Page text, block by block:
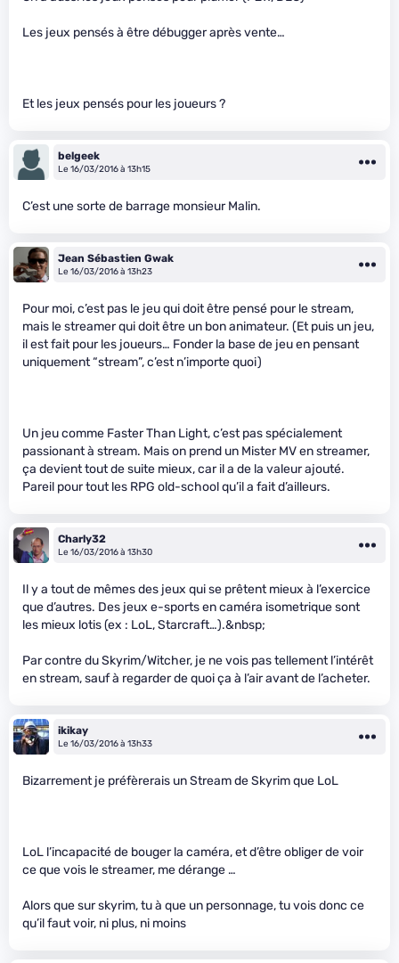
Les jeux pensés à être débugger après vente…
Et les jeux pensés pour les joueurs ?
belgeek
Le 16/03/2016 à 13h15
C’est une sorte de barrage monsieur Malin.
Jean Sébastien Gwak
Le 16/03/2016 à 13h23
Pour moi, c’est pas le jeu qui doit être pensé pour le stream,
mais le streamer qui doit être un bon animateur. (Et puis un jeu,
il est fait pour les joueurs… Fonder la base de jeu en pensant
uniquement “stream”, c’est n’importe quoi)
Un jeu comme Faster Than Light, c’est pas spécialement
passionant à stream. Mais on prend un Mister MV en streamer,
ça devient tout de suite mieux, car il a de la valeur ajouté.
Pareil pour tout les RPG old-school qu’il a fait d’ailleurs.
Charly32
Le 16/03/2016 à 13h30
Il y a tout de mêmes des jeux qui se prêtent mieux à l’exercice
que d’autres. Des jeux e-sports en caméra isometrique sont
les mieux lotis (ex : LoL, Starcraft…).&nbsp;
Par contre du Skyrim/Witcher, je ne vois pas tellement l’intérêt
en stream, sauf à regarder de quoi ça à l’air avant de l’acheter.
ikikay
Le 16/03/2016 à 13h33
Bizarrement je préfèrerais un Stream de Skyrim que LoL
LoL l’incapacité de bouger la caméra, et d’être obliger de voir
ce que vois le streamer, me dérange …
Alors que sur skyrim, tu à que un personnage, tu vois donc ce
qu’il faut voir, ni plus, ni moins